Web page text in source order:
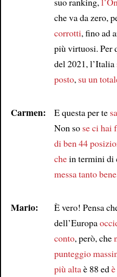
che va da zero,
corrotti, fino ad
più virtuosi. Per
del 2021, l’Italia
posto, su un
Carmen: E questa per te
Non so se ci hai
di ben 44
chein termini di
messa tanto bene
Mario: È vero! Pensa
dell’Europa
conto, però, che
punteggio
più altaè 88 ed